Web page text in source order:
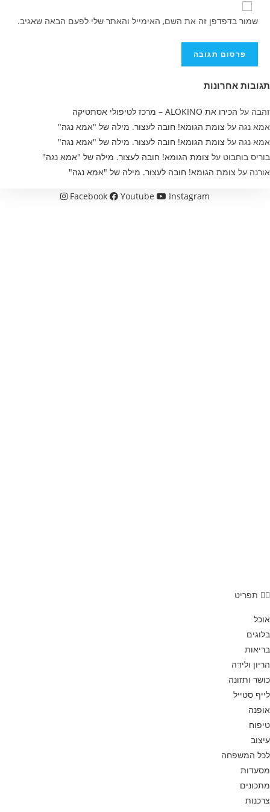
להגיב
שלך
כדי
אתר
שלך
(אופציונלי)
שמור בדפדפן זה את השם, האימייל והאתר שלי לפעם הבאה שאגיב.
תגובות אחרונות
זהבה על הכירו את ALOKINO – מרכז לטיפולי אסתטיקה
אמא נגה על צומת הגומא! חובה לעצור. מילה של "אמא נגה"
אמא נגה על צומת הגומא! חובה לעצור. מילה של "אמא נגה"
בוריס בוחבוט על צומת הגומא! חובה לעצור. מילה של "אמא נגה"
אורנה על צומת הגומא! חובה לעצור. מילה של "אמא נגה"
Facebook Youtube Instagram
תפריט
אוכל
בלוגים
בריאות
הריון ולידה
כושר ותזונה
לייף סטייל
אופנה
טיפוח
עיצוב
לכל המשפחה
מסעדות
מתכונים
צרכנות